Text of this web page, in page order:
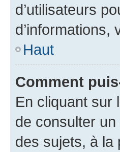
d’utilisateurs
Haut
Comment
En cliquant sur
de consulter
des sujets, à la